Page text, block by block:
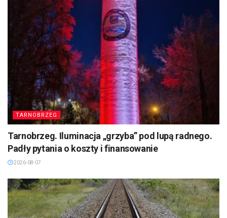
TARNOBRZEG
Tarnobrzeg. Iluminacja „grzyba” pod lupą radnego.
Padły pytania o koszty i finansowanie
2026-08-07